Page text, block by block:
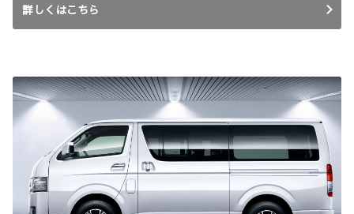
詳しくはこちら